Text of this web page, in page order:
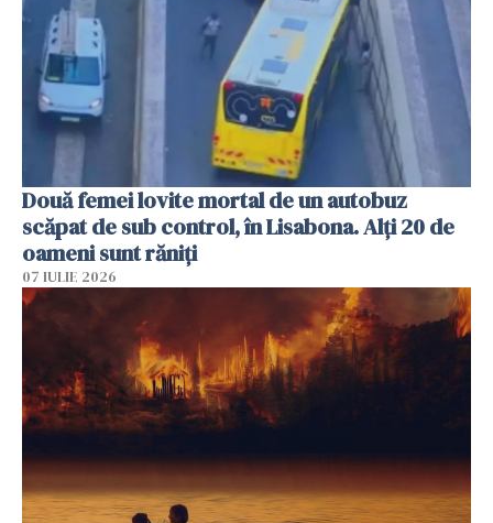
Două femei lovite mortal de un autobuz
scăpat de sub control, în Lisabona. Alți 20 de
oameni sunt răniți
07 IULIE 2026